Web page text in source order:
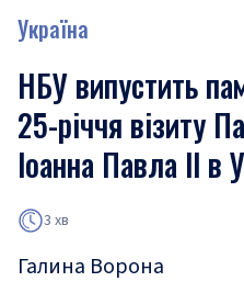
Україна
НБУ випустить
25-річчя візиту
Іоанна Павла ІІ в
3 хв
Галина Ворона